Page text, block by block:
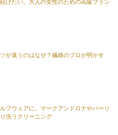
けたい。大人の女性のための高級ブラン
が臭うのはなぜ？繊維のプロが明かす
フウェアに。マークアンドロナやパーリ
洗うクリーニング